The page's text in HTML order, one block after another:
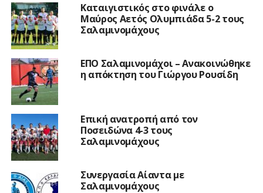
Καταιγιστικός στο φινάλε ο
Μαύρος Αετός Ολυμπιάδα 5-2 τους
Σαλαμινομάχους
ΕΠΟ Σαλαμινομάχοι – Ανακοινώθηκε
η απόκτηση του Γιώργου Ρουσίδη
Επική ανατροπή από τον
Ποσειδώνα 4-3 τους
Σαλαμινομάχους
Συνεργασία Αίαντα με
Σαλαμινομάχους